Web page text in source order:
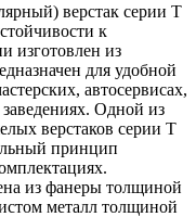
верстак серии T
к
изготовлен из
для удобной
автосервисах,
Одной из
верстаков серии T
принцип
из фанеры толщиной
металл толщиной